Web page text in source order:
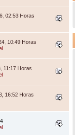
02:53 Horas
10:49 Horas
11:17 Horas
16:52 Horas